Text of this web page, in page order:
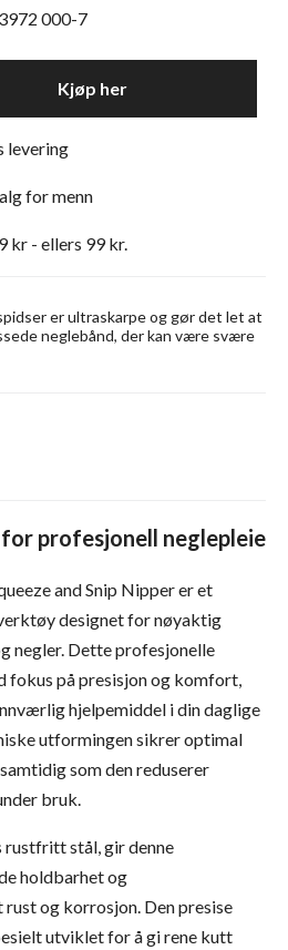
000-7
Kjøp her
levering
for menn
kr - ellers 99 kr.
er ultraskarpe og gør det let at
neglebånd, der kan være svære
profesjonell neglepleie
and Snip Nipper er et
designet for nøyaktig
negler. Dette profesjonelle
fokus på presisjon og komfort,
hjelpemiddel i din daglige
utformingen sikrer optimal
som den reduserer
bruk.
stål, gir denne
holdbarhet og
og korrosjon. Den presise
utviklet for å gi rene kutt